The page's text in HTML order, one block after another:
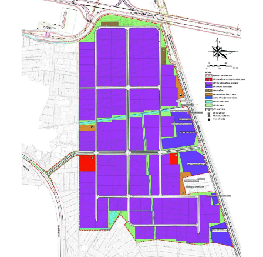
KHU CÔNG NGHIỆP SÔNG LÔ – VĨNH PHÚC